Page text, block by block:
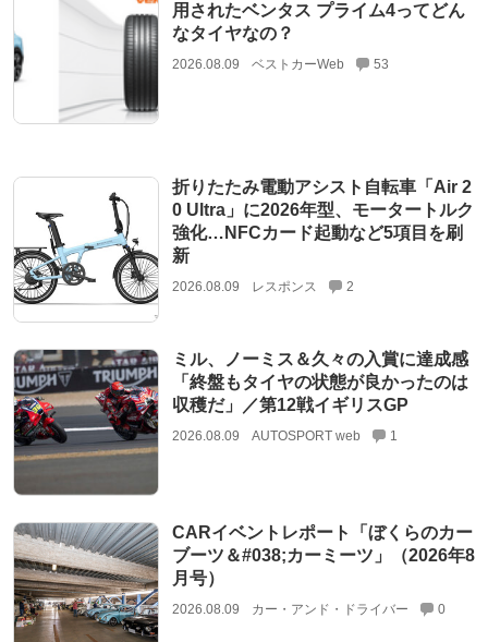
用されたベンタス プライム4ってどん
なタイヤなの？
2026.08.09 ベストカーWeb 53
折りたたみ電動アシスト自転車「Air 2
0 Ultra」に2026年型、モータートルク
強化…NFCカード起動など5項目を刷
新
2026.08.09 レスポンス 2
ミル、ノーミス＆久々の入賞に達成感
「終盤もタイヤの状態が良かったのは
収穫だ」／第12戦イギリスGP
2026.08.09 AUTOSPORT web 1
CARイベントレポート「ぼくらのカー
ブーツ＆#038;カーミーツ」（2026年8
月号）
2026.08.09 カー・アンド・ドライバー 0